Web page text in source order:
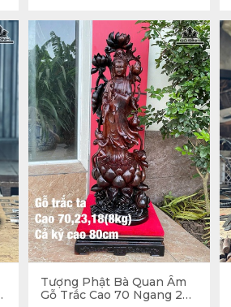
Tượng Phật Bà Quan Âm
Gỗ Trắc Cao 70 Ngang 23